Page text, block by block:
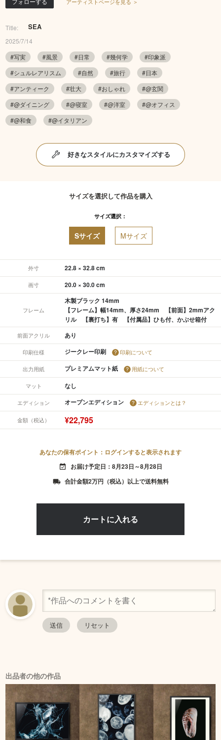
Title: SEA
2025/7/14
#写実
#風景 #日常 #幾何学
#印象派
#シュルレアリスム
#自然 #旅行
#日本
#アンティーク
#壮大 #おしゃれ
#@玄関
#@ダイニング
#@寝室 #@洋室
#@オフィス
#@和食
#@イタリアン
好きなスタイルにカスタマイズする
サイズを選択して作品を購入
サイズ選択：
Sサイズ Mサイズ
外寸 22.8 × 32.8 cm
画寸 20.0 × 30.0 cm
フレーム
木製ブラック 14mm
【フレーム】幅14mm、厚さ24mm 【前面】2mmアク
リル 【裏打ち】有 【付属品】ひも付、かぶせ箱付
前面アクリル あり
印刷仕様 ジークレー印刷 印刷について
出力用紙 プレミアムマット紙 用紙について
マット なし
エディション オープンエディション エディションとは？
金額（税込） ¥22,795
あなたの保有ポイント：ログインすると表示されます
event_available お届け予定日：8月23日～8月28日
local_shipping 合計金額2万円（税込）以上で送料無料
出品者の他の作品